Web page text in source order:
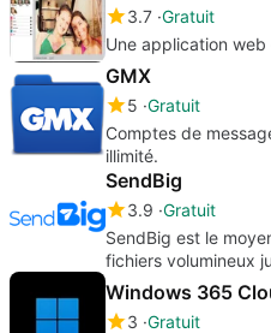
3.7 Gratuit
Une application
GMX
5 Gratuit
Comptes de
illimité.
SendBig
3.9 Gratuit
SendBig est le
fichiers volumineux
Windows 365
3 Gratuit